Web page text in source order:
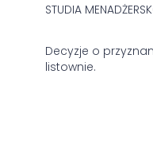
STUDIA
Decyzje o
listownie.